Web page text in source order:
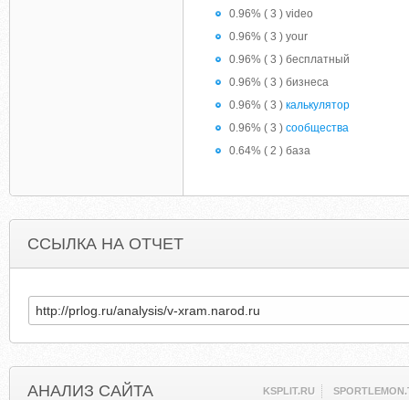
0.96% ( 3 ) video
0.96% ( 3 ) your
0.96% ( 3 ) бесплатный
0.96% ( 3 ) бизнеса
0.96% ( 3 ) калькулятор
0.96% ( 3 ) сообщества
0.64% ( 2 ) база
ССЫЛКА НА ОТЧЕТ
АНАЛИЗ САЙТА KSPLIT.RU